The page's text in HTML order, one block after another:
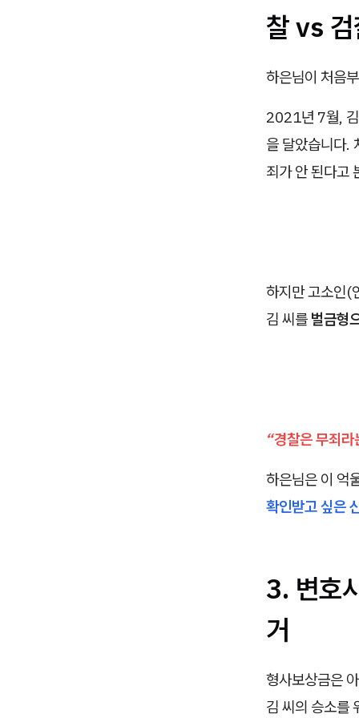
찰 vs
하은님이 처음
2021년 7월, 김
을 달았습니다.
죄가 안 된다고
하지만 고소인(
김 씨를 벌금형
“경찰은 무죄
하은님은 이 억
확인받고 싶은
3. 변호
거
형사보상금은
김 씨의 승소를